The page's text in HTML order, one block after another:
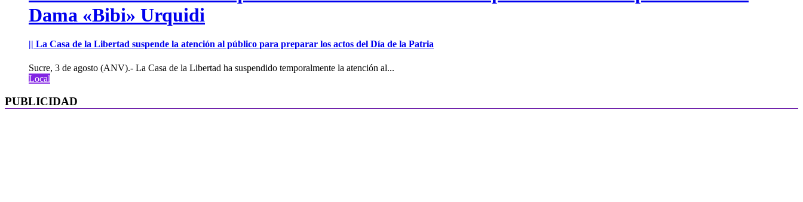
Dama «Bibi» Urquidi
|| La Casa de la Libertad suspende la atención al público para preparar los actos del Día de la Patria
Sucre, 3 de agosto (ANV).- La Casa de la Libertad ha suspendido temporalmente la atención al...
Local
PUBLICIDAD